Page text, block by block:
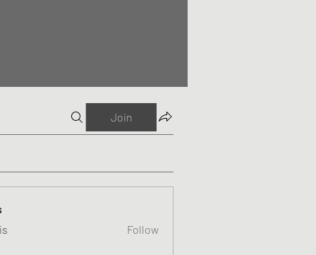
Join
Follow